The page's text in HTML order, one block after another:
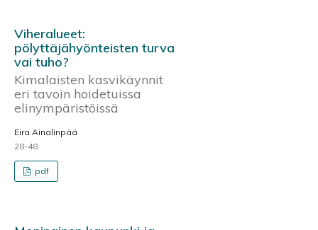
Viheralueet:
pölyttäjähyönteisten turva
vai tuho?
Kimalaisten kasvikäynnit
eri tavoin hoidetuissa
elinympäristöissä
Eira Ainalinpää
28-48
pdf